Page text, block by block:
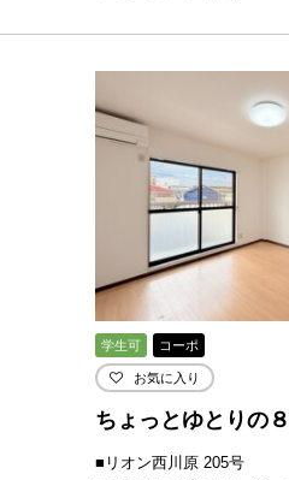
学生可 コーポ
お気に入り
ちょっとゆとりの
■リオン西川原 205号